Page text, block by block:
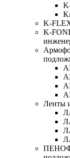
K-
K-
Ленты